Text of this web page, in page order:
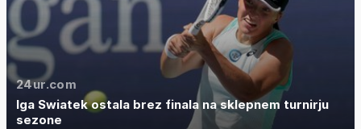
24ur.com
Iga Swiatek ostala brez finala na sklepnem turnirju
sezone